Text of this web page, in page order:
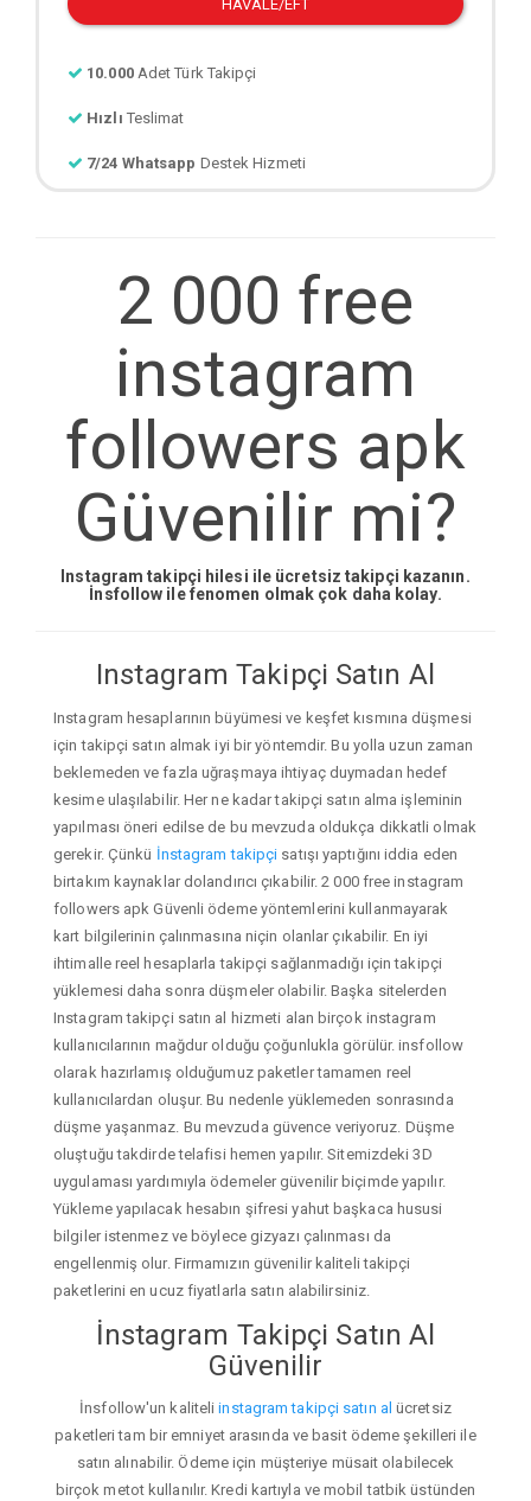
HAVALE/EFT
10.000 Adet Türk Takipçi
Hızlı Teslimat
7/24 Whatsapp Destek Hizmeti
2 000 free
instagram
followers apk
Güvenilir mi?
Instagram takipçi hilesi ile ücretsiz takipçi kazanın.
İnsfollow ile fenomen olmak çok daha kolay.
Instagram Takipçi Satın Al
Instagram hesaplarının büyümesi ve keşfet kısmına düşmesi
için takipçi satın almak iyi bir yöntemdir. Bu yolla uzun zaman
beklemeden ve fazla uğraşmaya ihtiyaç duymadan hedef
kesime ulaşılabilir. Her ne kadar takipçi satın alma işleminin
yapılması öneri edilse de bu mevzuda oldukça dikkatli olmak
gerekir. Çünkü İnstagram takipçi satışı yaptığını iddia eden
birtakım kaynaklar dolandırıcı çıkabilir. 2 000 free instagram
followers apk Güvenli ödeme yöntemlerini kullanmayarak
kart bilgilerinin çalınmasına niçin olanlar çıkabilir. En iyi
ihtimalle reel hesaplarla takipçi sağlanmadığı için takipçi
yüklemesi daha sonra düşmeler olabilir. Başka sitelerden
Instagram takipçi satın al hizmeti alan birçok instagram
kullanıcılarının mağdur olduğu çoğunlukla görülür. insfollow
olarak hazırlamış olduğumuz paketler tamamen reel
kullanıcılardan oluşur. Bu nedenle yüklemeden sonrasında
düşme yaşanmaz. Bu mevzuda güvence veriyoruz. Düşme
oluştuğu takdirde telafisi hemen yapılır. Sitemizdeki 3D
uygulaması yardımıyla ödemeler güvenilir biçimde yapılır.
Yükleme yapılacak hesabın şifresi yahut başkaca hususi
bilgiler istenmez ve böylece gizyazı çalınması da
engellenmiş olur. Firmamızın güvenilir kaliteli takipçi
paketlerini en ucuz fiyatlarla satın alabilirsiniz.
İnstagram Takipçi Satın Al
Güvenilir
İnsfollow'un kaliteliinstagram takipçi satın al ücretsiz
paketleri tam bir emniyet arasında ve basit ödeme şekilleri ile
satın alınabilir. Ödeme için müşteriye müsait olabilecek
birçok metot kullanılır. Kredi kartıyla ve mobil tatbik üstünden